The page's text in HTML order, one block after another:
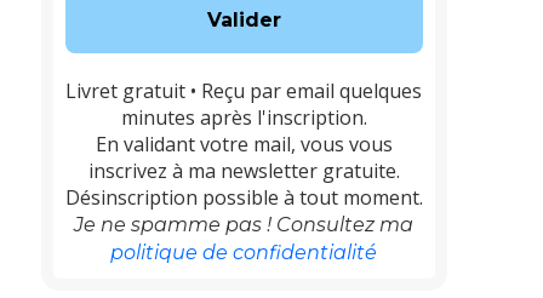
Livret gratuit • Reçu par email quelques
minutes après l'inscription.
En validant votre mail, vous vous
inscrivez à ma newsletter gratuite.
Désinscription possible à tout moment.
Je ne spamme pas ! Consultez ma
politique de confidentialité